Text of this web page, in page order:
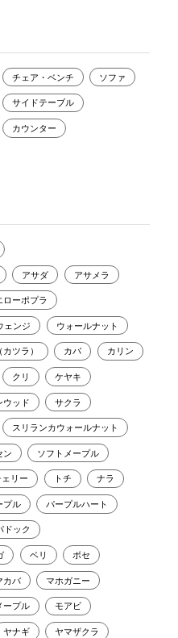
チェア・ベンチ ソファ
サイドテーブル
カウンター
アサダ アサメラ
ローポプラ
ェンジ ウォールナット
ツラ） カバ カリン
クリ ケヤキ
ウッド サクラ
スリランカウォールナット
ン ソフトメープル
リー トチ ナラ
プル パープルハート
ドック
ベリ ボセ
カバ マホガニー
ープル モアビ
ヤナギ ヤマザクラ